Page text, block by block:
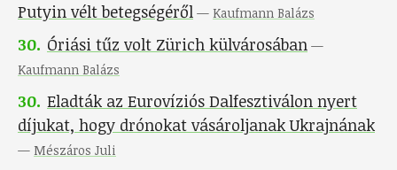
Putyin vélt betegségéről — Kaufmann Balázs
30. Óriási tűz volt Zürich külvárosában —
Kaufmann Balázs
30. Eladták az Eurovíziós Dalfesztiválon nyert
díjukat, hogy drónokat vásároljanak Ukrajnának
— Mészáros Juli